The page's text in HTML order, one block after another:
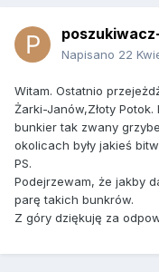
Napisano 22
Witam. Ostatnio
Żarki-Janów,Złoty
bunkier tak zwany
okolicach były jakieś
PS.
Podejrzewam, że jakby
parę takich bunkrów.
Z góry dziękuję za